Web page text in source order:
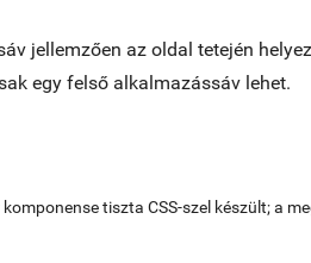
jellemzően az oldal tetején
egy felső alkalmazássáv lehet.
tiszta CSS-szel készült; a